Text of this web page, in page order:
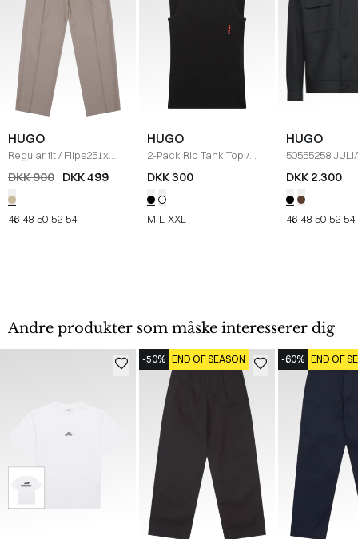
HUGO
Regular fit/ Flips251x
Bukser / SAND
DKK 900 DKK 499
46 48 50 52 54
HUGO
2-Pack Rib Tank Top /
SORT
DKK 300
M L XXL
HUGO
50555258
JAKKE (0 /
DKK 2.300
46 48 50 52 54
Andre produkter som måske interesserer dig
-50% END OF SEASON -60% END OF